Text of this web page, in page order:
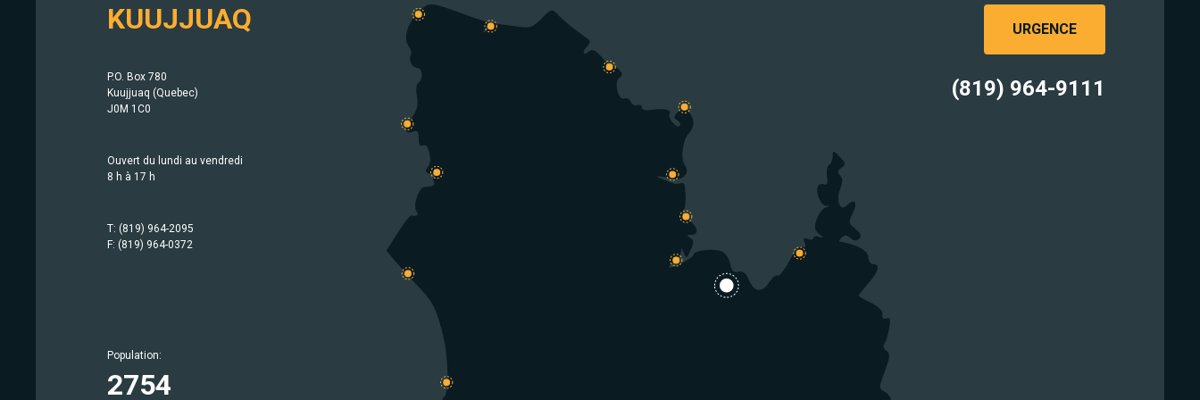
Population:
633
Population:
209
Population:
1757
414
Population:
942
Population:
750
Population:
567
KUUJJUAQ
P.O. Box 780
Kuujjuaq (Quebec)
J0M 1C0
Ouvert du lundi au vendredi
8 h à 17 h
T: (819) 964-2095
F: (819) 964-0372
Population:
2754
Population:
686
Population:
1779
Population:
403
Population:
1483
Population:
369
Population:
442
URGENCE
(819) 964-9111